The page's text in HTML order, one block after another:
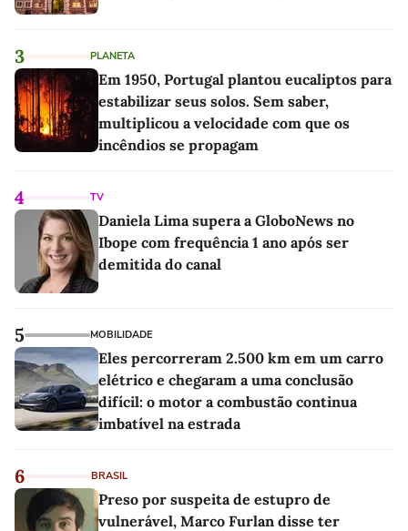
3 PLANETA
Em 1950, Portugal plantou eucaliptos para
estabilizar seus solos. Sem saber,
multiplicou a velocidade com que os
incêndios se propagam
4 TV
Daniela Lima supera a GloboNews no
Ibope com frequência 1 ano após ser
demitida do canal
5 MOBILIDADE
Eles percorreram 2.500 km em um carro
elétrico e chegaram a uma conclusão
difícil: o motor a combustão continua
imbatível na estrada
6 BRASIL
Preso por suspeita de estupro de
vulnerável, Marco Furlan disse ter